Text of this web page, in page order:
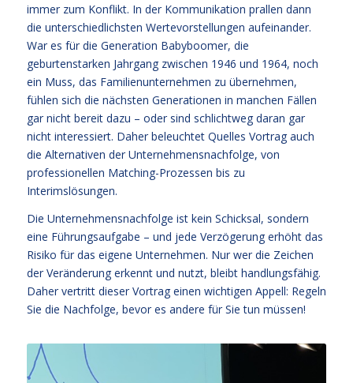
immer zum Konflikt. In der Kommunikation prallen dann
die unterschiedlichsten Wertevorstellungen aufeinander.
War es für die Generation Babyboomer, die
geburtenstarken Jahrgang zwischen 1946 und 1964, noch
ein Muss, das Familienunternehmen zu übernehmen,
fühlen sich die nächsten Generationen in manchen Fällen
gar nicht bereit dazu – oder sind schlichtweg daran gar
nicht interessiert. Daher beleuchtet Quelles Vortrag auch
die Alternativen der Unternehmensnachfolge, von
professionellen Matching-Prozessen bis zu
Interimslösungen.
Die Unternehmensnachfolge ist kein Schicksal, sondern
eine Führungsaufgabe – und jede Verzögerung erhöht das
Risiko für das eigene Unternehmen. Nur wer die Zeichen
der Veränderung erkennt und nutzt, bleibt handlungsfähig.
Daher vertritt dieser Vortrag einen wichtigen Appell: Regeln
Sie die Nachfolge, bevor es andere für Sie tun müssen!